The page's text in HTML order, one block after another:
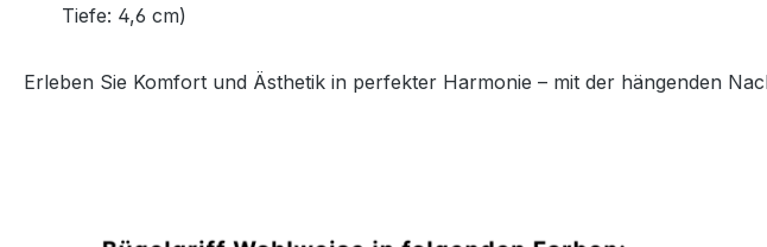
Tiefe: 4,6 cm)
Erleben Sie Komfort und Ästhetik in perfekter Harmonie – mit der hängenden